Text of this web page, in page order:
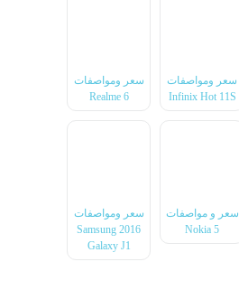
سعر ومواصفات
Infinix Hot 11S
سعر ومواصفات
Realme 6
سعر و مواصفات
Nokia 5
سعر ومواصفات
2016 Samsung
Galaxy J1